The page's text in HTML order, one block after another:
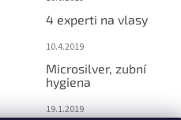
4 experti na vlasy
10.4.2019
Microsilver, zubní
hygiena
19.1.2019